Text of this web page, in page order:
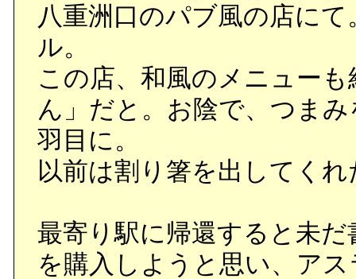
八重洲口のパブ風の店に
ル。
この店、和風のメニュー
ん」だと。お陰で、つま
羽目に。
以前は割り箸を出してく
最寄り駅に帰還すると未
を購入しようと思い、ア